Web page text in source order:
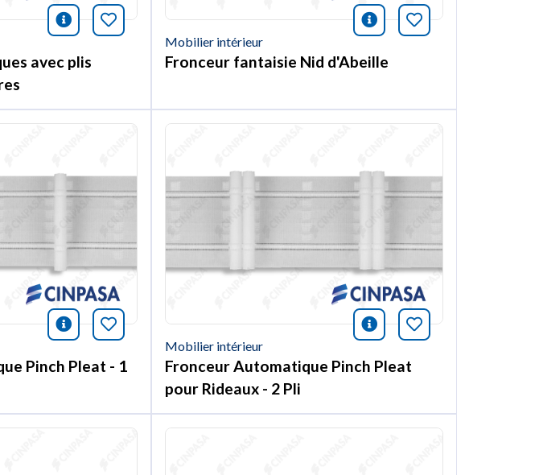
icono información
Marquer cet article
avec plis
icono información
Marquer cet
Mobilier intérieur
Fronceur fantaisie Nid d'Abeille
icono información
Marquer cet article
Pinch Pleat - 1
icono información
Marquer cet
Mobilier intérieur
Fronceur Automatique Pinch Pleat
pour Rideaux - 2 Pli